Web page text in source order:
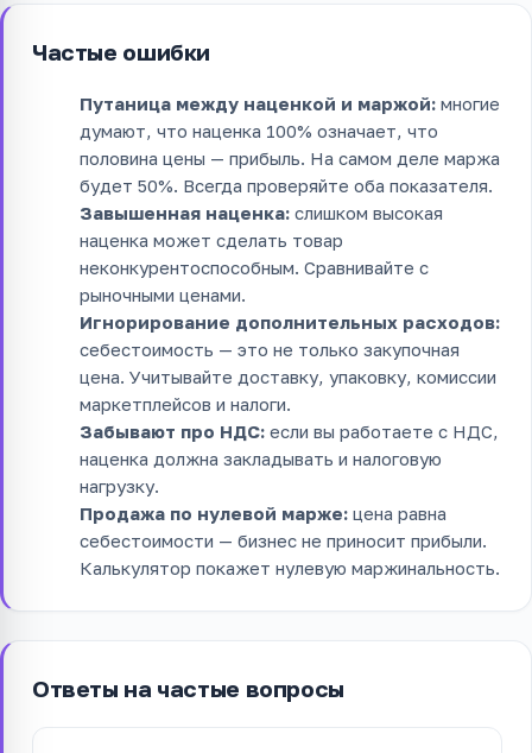
Частые ошибки
Путаница между наценкой и маржой: многие
думают, что наценка 100% означает, что
половина цены — прибыль. На самом деле маржа
будет 50%. Всегда проверяйте оба показателя.
Завышенная наценка: слишком высокая
наценка может сделать товар
неконкурентоспособным. Сравнивайте с
рыночными ценами.
Игнорирование дополнительных расходов:
себестоимость — это не только закупочная
цена. Учитывайте доставку, упаковку, комиссии
маркетплейсов и налоги.
Забывают про НДС: если вы работаете с НДС,
наценка должна закладывать и налоговую
нагрузку.
Продажа по нулевой марже: цена равна
себестоимости — бизнес не приносит прибыли.
Калькулятор покажет нулевую маржинальность.
Ответы на частые вопросы